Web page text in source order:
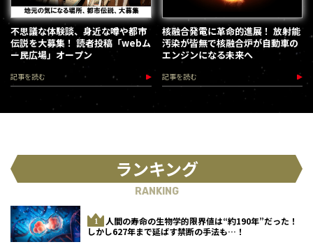
不思議な体験談、身近な噂や都市
伝説を大募集！ 読者投稿「webム
ー民広場」オープン
記事を読む
核融合発電に革命的進展！ 放射能
汚染が皆無で核融合炉が自動車の
エンジンになる未来へ
記事を読む
ランキング
RANKING
人間の寿命の生物学的限界値は“約190年”だった！
しかし627年まで延ばす禁断の手法も…！